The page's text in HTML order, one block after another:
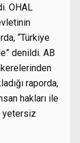
OHAL
“Türkiye
denildi. AB
raporda,
hakları ile
yetersiz